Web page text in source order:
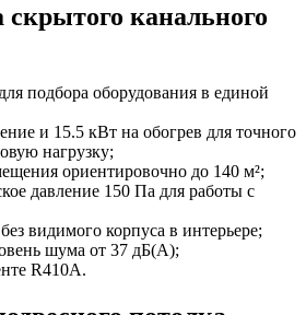
канального
подбора оборудования в единой
и 15.5 кВт на обогрев для точного
нагрузку;
ориентировочно до 140 м²;
давление 150 Па для работы с
видимого корпуса в интерьере;
шума от 37 дБ(А);
R410A.